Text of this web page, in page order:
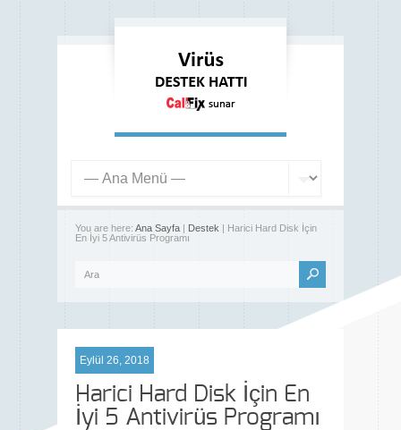
You are here: Ana Sayfa | Destek | Harici Hard Disk İçin
En İyi 5 Antivirüs Programı
Eylül 26, 2018
Harici Hard Disk İçin En
İyi 5 Antivirüs Programı